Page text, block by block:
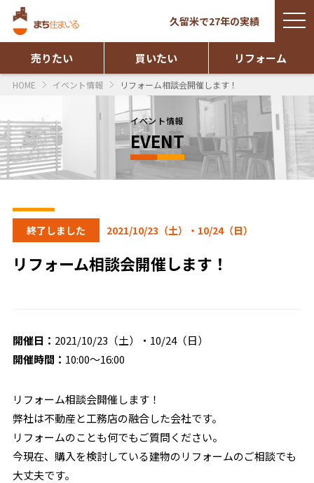
久留米で27年の実績
売りたい 買いたい リフォーム
HOME イベント情報 リフォーム相談会開催します！
イベント情報
EVENT
終了しました 2021/10/23（土）・10/24（日）
リフォーム相談会開催します！
開催日： 2021/10/23（土）・10/24（日）
開催時間： 10:00〜16:00
リフォーム相談会開催します！
弊社は不動産と工務店の融合した会社です。
リフォームのことも何でもご質問ください。
今現在、購入を検討している建物のリフォームのご相談でも
大丈夫です。